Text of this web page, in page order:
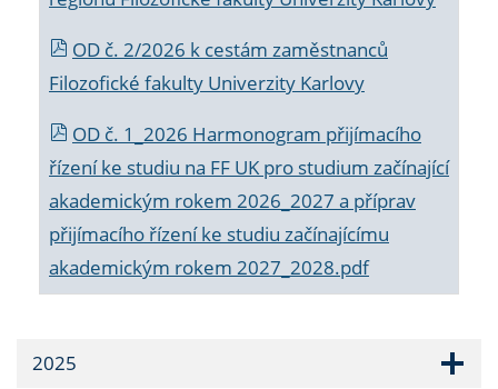
OD č. 2/2026 k cestám zaměstnanců
Filozofické fakulty Univerzity Karlovy
OD č. 1_2026 Harmonogram přijímacího
řízení ke studiu na FF UK pro studium začínající
akademickým rokem 2026_2027 a příprav
přijímacího řízení ke studiu začínajícímu
akademickým rokem 2027_2028.pdf
2025